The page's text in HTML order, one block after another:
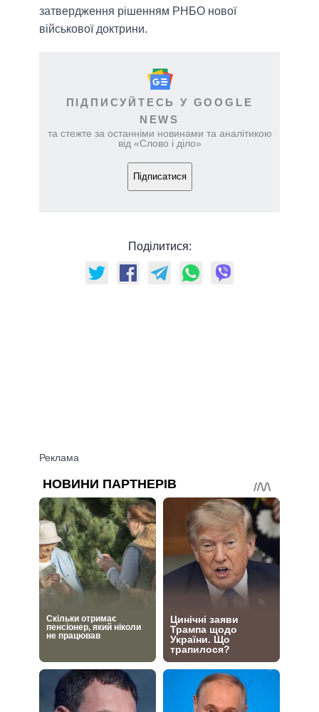
затвердження рішенням РНБО нової
військової доктрини.
ПІДПИСУЙТЕСЬ У GOOGLE
NEWS
та стежте за останніми новинами та аналітикою
від «Слово і діло»
Підписатися
Поділитися: